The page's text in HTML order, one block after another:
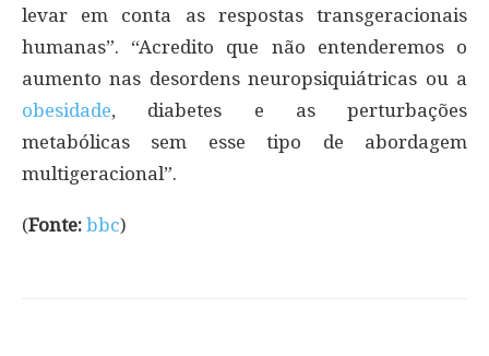
levar em conta as respostas transgeracionais
humanas”. “Acredito que não entenderemos o
aumento nas desordens neuropsiquiátricas ou a
obesidade, diabetes e as perturbações
metabólicas sem esse tipo de abordagem
multigeracional”.
(Fonte: bbc)